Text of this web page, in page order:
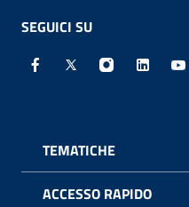
SEGUICI SU
Facebook - Sito
X - Sito esterno
Instagram
TEMATICHE
ACCESSO RAPIDO